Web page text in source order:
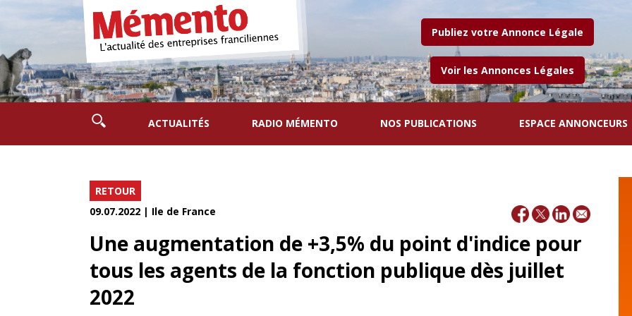
Publiez votre Annonce Légale
Voir les Annonces Légales
ACTUALITÉS RADIO MÉMENTO NOS PUBLICATIONS ESPACE ANNONCEURS
RETOUR
09.07.2022 | Ile de France
Une augmentation de +3,5% du point d'indice pour
tous les agents de la fonction publique dès juillet
2022